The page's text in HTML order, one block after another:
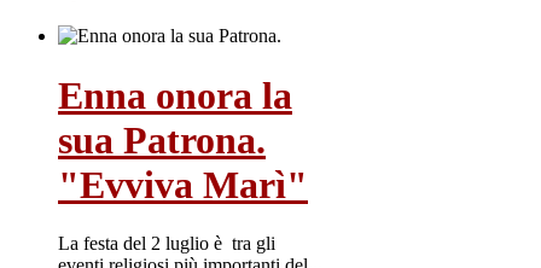
Enna onora la
sua Patrona.
"Evviva Marì"
La festa del 2 luglio è tra gli